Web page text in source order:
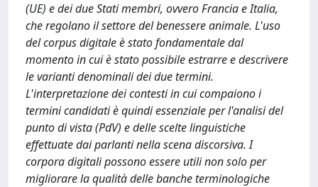
(UE) e dei due Stati membri, ovvero Francia e Italia,
che regolano il settore del benessere animale. L'uso
del corpus digitale è stato fondamentale dal
momento in cui è stato possibile estrarre e descrivere
le varianti denominali dei due termini.
L'interpretazione dei contesti in cui compaiono i
termini candidati è quindi essenziale per l'analisi del
punto di vista (PdV) e delle scelte linguistiche
effettuate dai parlanti nella scena discorsiva. I
corpora digitali possono essere utili non solo per
migliorare la qualità delle banche terminologiche